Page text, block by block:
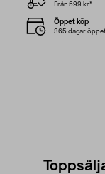
Från 599 kr*
Öppet köp
365 dagar